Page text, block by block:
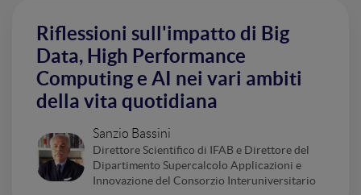
Riflessioni sull'impatto di Big
Data, High Performance
Computing e AI nei vari ambiti
della vita quotidiana
Sanzio Bassini
Direttore Scientifico di IFAB e Direttore del
Dipartimento Supercalcolo Applicazioni e
Innovazione del Consorzio Interuniversitario